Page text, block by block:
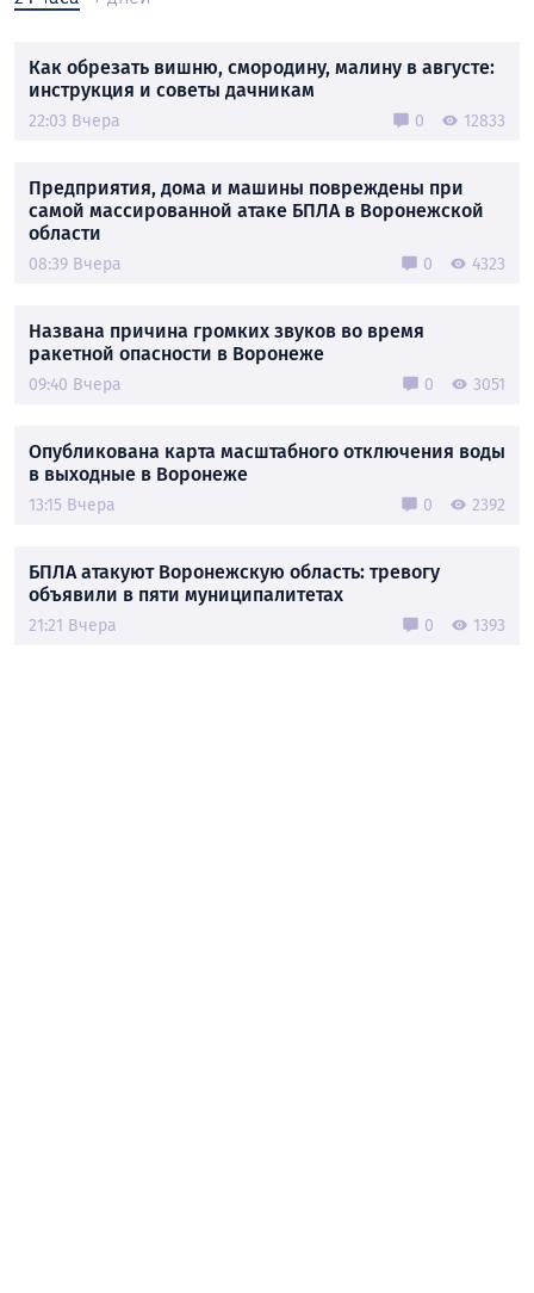
Как обрезать вишню, смородину, малину в августе:
инструкция и советы дачникам
22:03 Вчера 0 12833
Предприятия, дома и машины повреждены при
самой массированной атаке БПЛА в Воронежской
области
08:39 Вчера 0 4323
Названа причина громких звуков во время
ракетной опасности в Воронеже
09:40 Вчера 0 3051
Опубликована карта масштабного отключения воды
в выходные в Воронеже
13:15 Вчера 0 2392
БПЛА атакуют Воронежскую область: тревогу
объявили в пяти муниципалитетах
21:21 Вчера 0 1393